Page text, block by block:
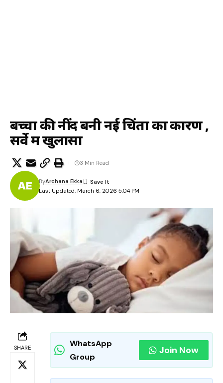
बच्चों की नींद बनी नई चिंता का कारण ,
सर्वे में खुलासा
Last Updated: March 6, 2026 5:04 PM
ByArchana Ekka
3 Min Read
SHARE
WhatsApp
Group
Join Now